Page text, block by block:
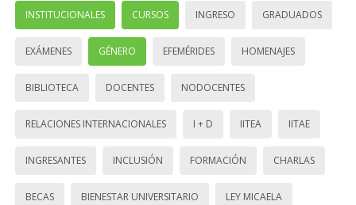
INSTITUCIONALES CURSOS INGRESO GRADUADOS
EXÁMENES GÉNERO EFEMÉRIDES HOMENAJES
BIBLIOTECA DOCENTES NODOCENTES
RELACIONES INTERNACIONALES I + D IITEA IITAE
INGRESANTES INCLUSIÓN FORMACIÓN CHARLAS
BECAS BIENESTAR UNIVERSITARIO LEY MICAELA